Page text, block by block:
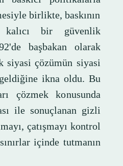
birlikte, baskının
kalıcı bir güvenlik
başbakan olarak
siyasi çözümün siyasi
ikna oldu. Bu
çözmek konusunda
ile sonuçlanan gizli
çatışmayı kontrol
içinde tutmanın